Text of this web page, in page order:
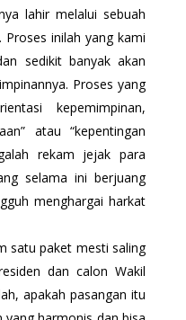
lahir melalui sebuah
inilah yang kami
sedikit banyak akan
Proses yang
kepemimpinan,
atau “kepentingan
rekam jejak para
selama ini berjuang
menghargai harkat
satu paket mesti saling
dan calon Wakil
apakah pasangan itu